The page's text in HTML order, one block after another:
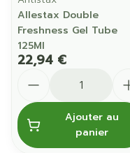
Allestax Double
Freshness Gel Tube
125Ml
22,94 €
Ajouter au
panier